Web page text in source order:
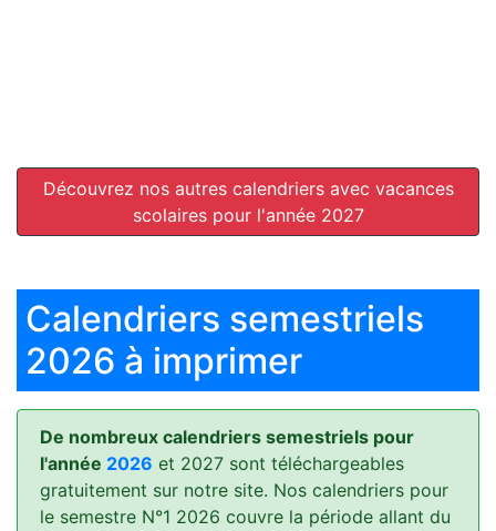
Découvrez nos autres calendriers avec vacances
scolaires pour l'année 2027
Calendriers semestriels
2026 à imprimer
De nombreux calendriers semestriels pour
l'année 2026 et 2027 sont téléchargeables
gratuitement sur notre site. Nos calendriers pour
le semestre N°1 2026 couvre la période allant du